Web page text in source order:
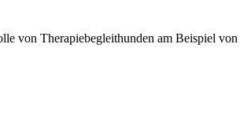
von Therapiebegleithunden am Beispiel